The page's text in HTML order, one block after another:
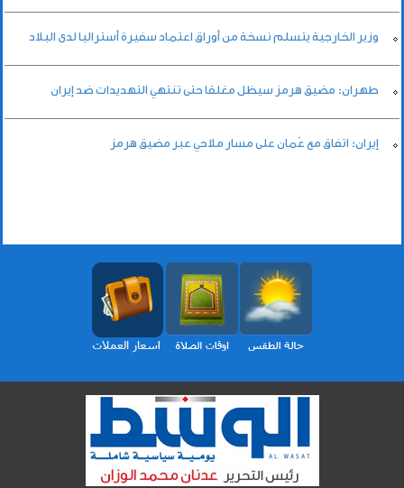
وزير الخارجية يتسلم نسخة من أوراق اعتماد سفيرة أستراليا لدى البلاد
طهران: مضيق هرمز سيظل مغلقا حتى تنتهي التهديدات ضد إيران
إيران: اتفاق مع عُمان على مسار ملاحي عبر مضيق هرمز